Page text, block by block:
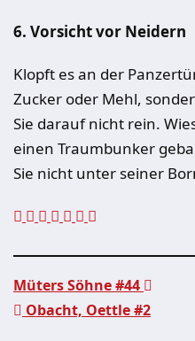
6. Vorsicht vor Neidern
Klopft es an der
Zucker oder Mehl,
Sie darauf nicht rein.
einen Traumbunker
Sie nicht unter seiner
Müters Söhne #44
Obacht, Oettle #2